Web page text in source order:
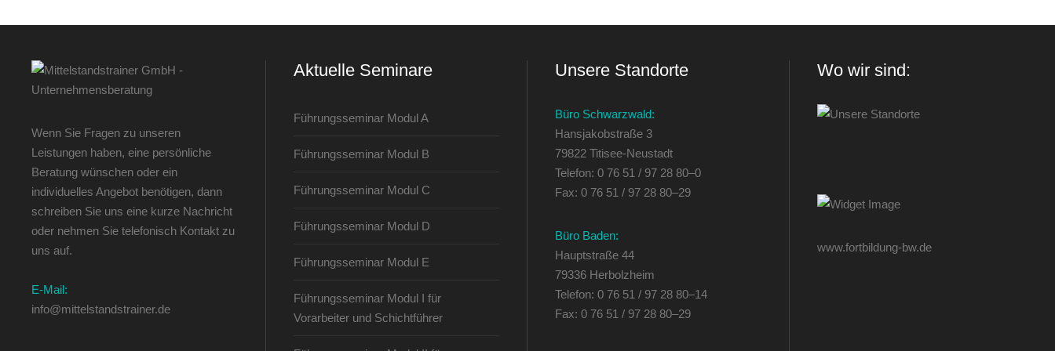
Wenn Sie Fragen zu unseren
Leistungen haben, eine persönliche
Beratung wünschen oder ein
individuelles Angebot benötigen, dann
schreiben Sie uns eine kurze Nachricht
oder nehmen Sie telefonisch Kontakt zu
uns auf.
E-Mail:
info@mittelstandstrainer.de
Aktuelle Seminare
Führungsseminar Modul A
Führungsseminar Modul B
Führungsseminar Modul C
Führungsseminar Modul D
Führungsseminar Modul E
Führungsseminar Modul I für
Vorarbeiter und Schichtführer
Unsere Standorte
Büro Schwarzwald:
Hansjakobstraße 3
79822 Titisee-Neustadt
Telefon: 0 76 51 / 97 28 80–0
Fax: 0 76 51 / 97 28 80–29
Büro Baden:
Hauptstraße 44
79336 Herbolzheim
Telefon: 0 76 51 / 97 28 80–14
Fax: 0 76 51 / 97 28 80–29
Wo wir sind:
www.fortbildung-bw.de